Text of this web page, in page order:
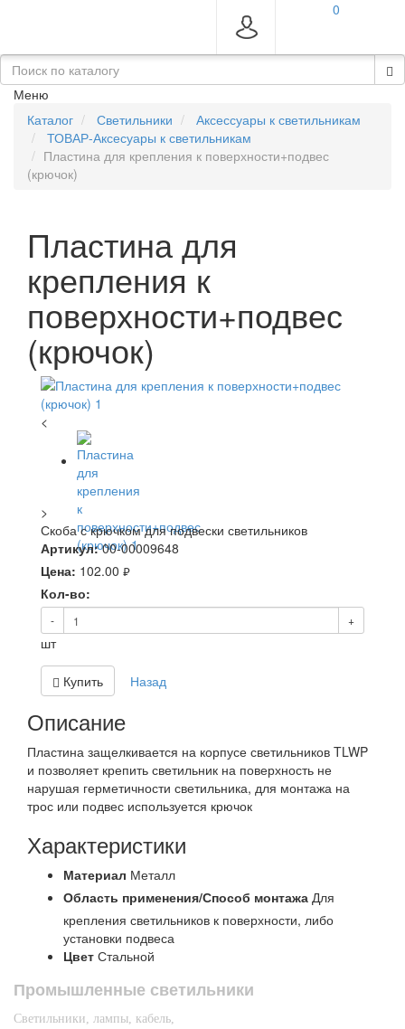
0
Меню
Каталог
Светильники
Аксессуары к светильникам
ТОВАР-Аксесуары к светильникам
Пластина для крепления к поверхности+подвес
(крючок)
Пластина для
крепления к
поверхности+подвес
(крючок)
<
>
Скоба с крючком для подвески светильников
Артикул: 00-00009648
Цена: 102.00 руб.
Кол-во:
- +
шт
Купить Назад
Описание
Пластина защелкивается на корпусе светильников TLWP
и позволяет крепить светильник на поверхность не
нарушая герметичности светильника, для монтажа на
трос или подвес используется крючок
Характеристики
Материал Металл
Область применения/Способ монтажа Для
крепления светильников к поверхности, либо
установки подвеса
Цвет Стальной
Промышленные светильники
Светильники, лампы, кабель,